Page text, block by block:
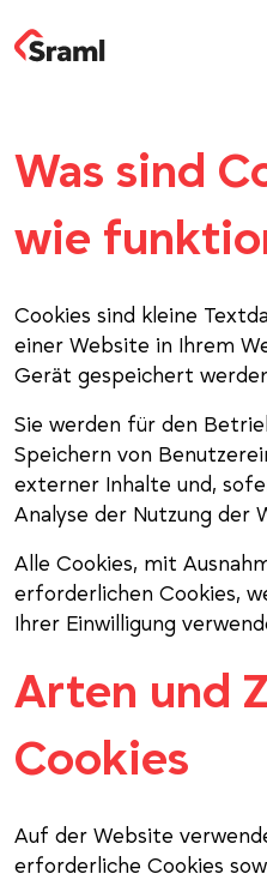
Was sind
wie
Cookies sind kleine
einer Website in Ihrem
Gerät gespeichert
Sie werden für den
Speichern von
externer Inhalte und,
Analyse der Nutzung der
Alle Cookies, mit
erforderlichen Cookies,
Ihrer Einwilligung
Arten und
Cookies
Auf der Website
erforderliche Cookies